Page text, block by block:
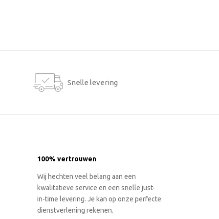
Snelle levering
100% vertrouwen
Wij hechten veel belang aan een
kwalitatieve service en een snelle just-
in-time levering. Je kan op onze perfecte
dienstverlening rekenen.